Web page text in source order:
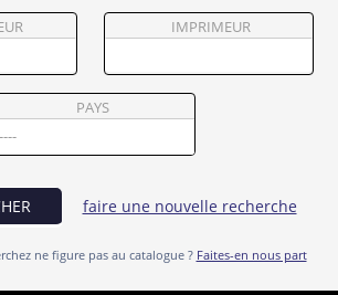
IMPRIMEUR
PAYS
faire une nouvelle recherche
ne figure pas au catalogue ? Faites-en nous part